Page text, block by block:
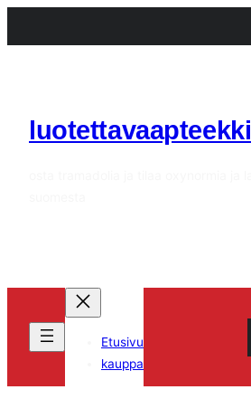
sisältöön
luotettavaapteekki
Etusivu
kauppa